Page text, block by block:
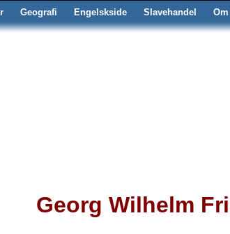
Geografi Engelskside Slavehandel
Georg Wilhelm